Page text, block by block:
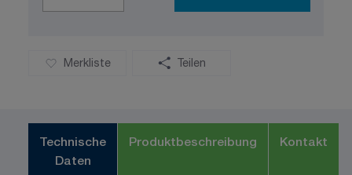
Merkliste Teilen
Technische
Daten
Produktbeschreibung Kontakt